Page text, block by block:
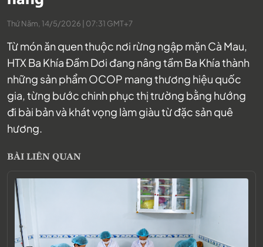
Thứ Năm, 14/5/2026 | 07:31 GMT+7
Từ món ăn quen thuộc nơi rừng ngập mặn Cà Mau,
HTX Ba Khía Đầm Dơi đang nâng tầm Ba Khía thành
những sản phẩm OCOP mang thương hiệu quốc
gia, từng bước chinh phục thị trường bằng hướng
đi bài bản và khát vọng làm giàu từ đặc sản quê
hương.
BÀI LIÊN QUAN